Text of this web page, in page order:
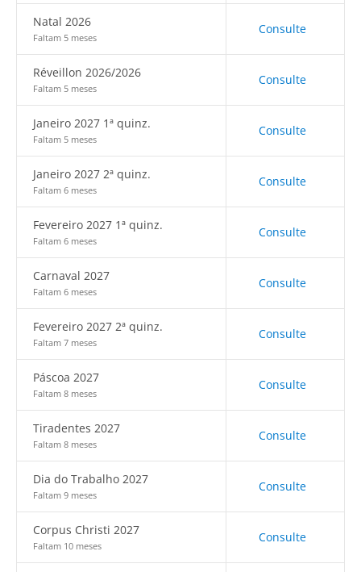
Natal 2026
Faltam 5 meses
Consulte
Réveillon 2026/2026
Faltam 5 meses
Consulte
Janeiro 2027 1ª quinz.
Faltam 5 meses
Consulte
Janeiro 2027 2ª quinz.
Faltam 6 meses
Consulte
Fevereiro 2027 1ª quinz.
Faltam 6 meses
Consulte
Carnaval 2027
Faltam 6 meses
Consulte
Fevereiro 2027 2ª quinz.
Faltam 7 meses
Consulte
Páscoa 2027
Faltam 8 meses
Consulte
Tiradentes 2027
Faltam 8 meses
Consulte
Dia do Trabalho 2027
Faltam 9 meses
Consulte
Corpus Christi 2027
Faltam 10 meses
Consulte